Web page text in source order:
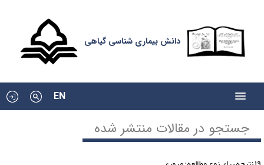
دانش بیماری شناسی گیاهی
EN
جستجو در مقالات منتشر شده